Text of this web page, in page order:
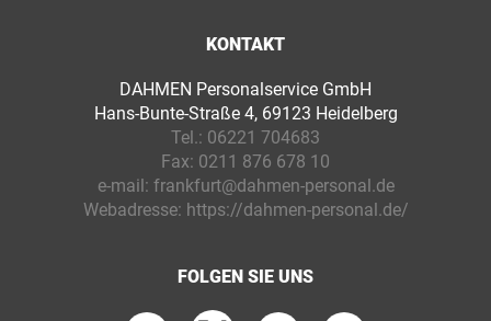
KONTAKT
DAHMEN Personalservice GmbH
Hans-Bunte-Straße 4, 69123 Heidelberg
Tel.: 06221 704683
Fax: 0211 876 678 10
e-mail: frankfurt@dahmen-personal.de
Webadresse: https://dahmen-personal.de/
FOLGEN SIE UNS